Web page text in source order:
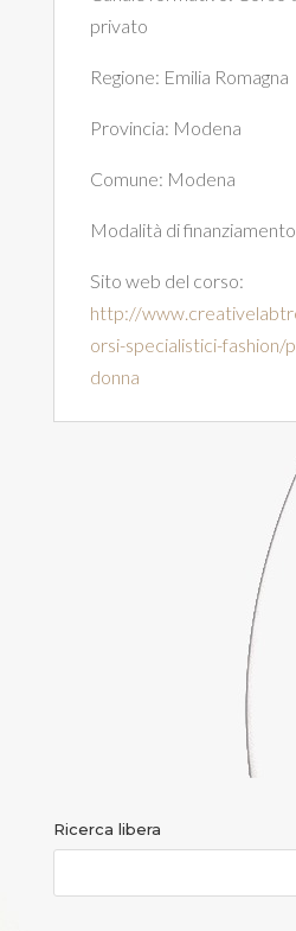
privato
Regione: Emilia Romagna
Provincia: Modena
Comune: Modena
Modalità di
Sito web del corso:
http://
orsi-specialistici-fashion/
donna
Ricerca libera